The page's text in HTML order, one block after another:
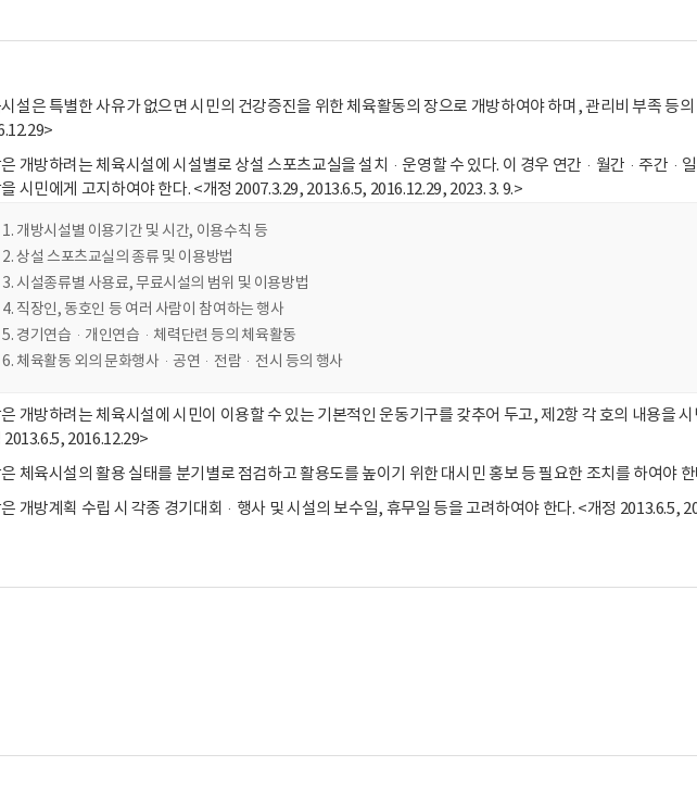
설은 특별한 사유가 없으면 시민의 건강증진을 위한 체육활동의 장으로 개방하여야 하며, 관리비 부족 등
개방하려는 체육시설에 시설별로 상설 스포츠교실을 설치·운영할 수 있다. 이 경우 연간·월간·주간·일
시민에게 고지하여야 한다. <개정 2007.3.29, 2013.6.5, 2016.12.29, 2023. 3. 9.>
개방시설별 이용기간 및 시간, 이용수칙 등
상설 스포츠교실의 종류 및 이용방법
시설종류별 사용료, 무료시설의 범위 및 이용방법
직장인, 동호인 등 여러 사람이 참여하는 행사
경기연습·개인연습·체력단련 등의 체육활동
체육활동 외의 문화행사·공연·전람·전시 등의 행사
개방하려는 체육시설에 시민이 이용할 수 있는 기본적인 운동기구를 갖추어 두고, 제2항 각 호의 내용을
2013.6.5, 2016.12.29>
체육시설의 활용 실태를 분기별로 점검하고 활용도를 높이기 위한 대시민 홍보 등 필요한 조치를 하여야
개방계획 수립 시 각종 경기대회·행사 및 시설의 보수일, 휴무일 등을 고려하여야 한다. <개정 2013.6.5,